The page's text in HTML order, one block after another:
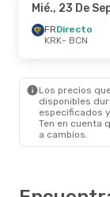
Mié., 23 De
FRDirecto
KRK- BCN
Los precios
disponibles
especificados
Ten en cuenta
a cambios.